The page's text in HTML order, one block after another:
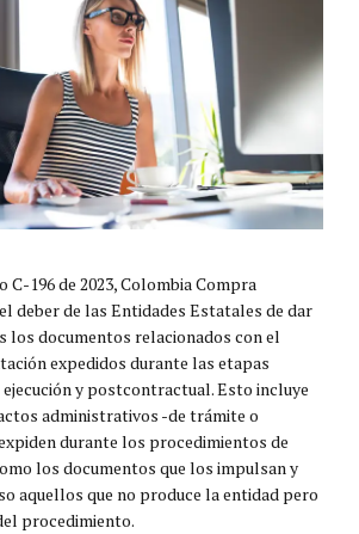
196 de 2023, Colombia Compra
deber de las Entidades Estatales de dar
los documentos relacionados con el
expedidos durante las etapas
y postcontractual. Esto incluye
administrativos -de trámite o
durante los procedimientos de
los documentos que los impulsan y
aquellos que no produce la entidad pero
procedimiento.